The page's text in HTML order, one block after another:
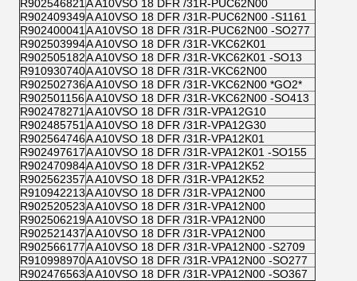
R902546821 A A10VSO 18 DFR /31R-PUC62N00
R902409349A A10VSO 18 DFR /31R-PUC62N00 -S1161
R902400041 A A10VSO 18 DFR /31R-PUC62N00 -SO277
R902503994A A10VSO 18 DFR /31R-VKC62K01
R902505182A A10VSO 18 DFR /31R-VKC62K01 -SO13
R910930740A A10VSO 18 DFR /31R-VKC62N00
R902502736A A10VSO 18 DFR /31R-VKC62N00 *GO2*
R902501156A A10VSO 18 DFR /31R-VKC62N00 -SO413
R902478271 A A10VSO 18 DFR /31R-VPA12G10
R902485751 A A10VSO 18 DFR /31R-VPA12G30
R902564746A A10VSO 18 DFR /31R-VPA12K01
R902497617A A10VSO 18 DFR /31R-VPA12K01 -SO155
R902470984A A10VSO 18 DFR /31R-VPA12K52
R902562357A A10VSO 18 DFR /31R-VPA12K52
R910942213A A10VSO 18 DFR /31R-VPA12N00
R902520523A A10VSO 18 DFR /31R-VPA12N00
R902506219A A10VSO 18 DFR /31R-VPA12N00
R902521437A A10VSO 18 DFR /31R-VPA12N00
R902566177A A10VSO 18 DFR /31R-VPA12N00 -S2709
R910998970A A10VSO 18 DFR /31R-VPA12N00 -SO277
R902476563A A10VSO 18 DFR /31R-VPA12N00 -SO367